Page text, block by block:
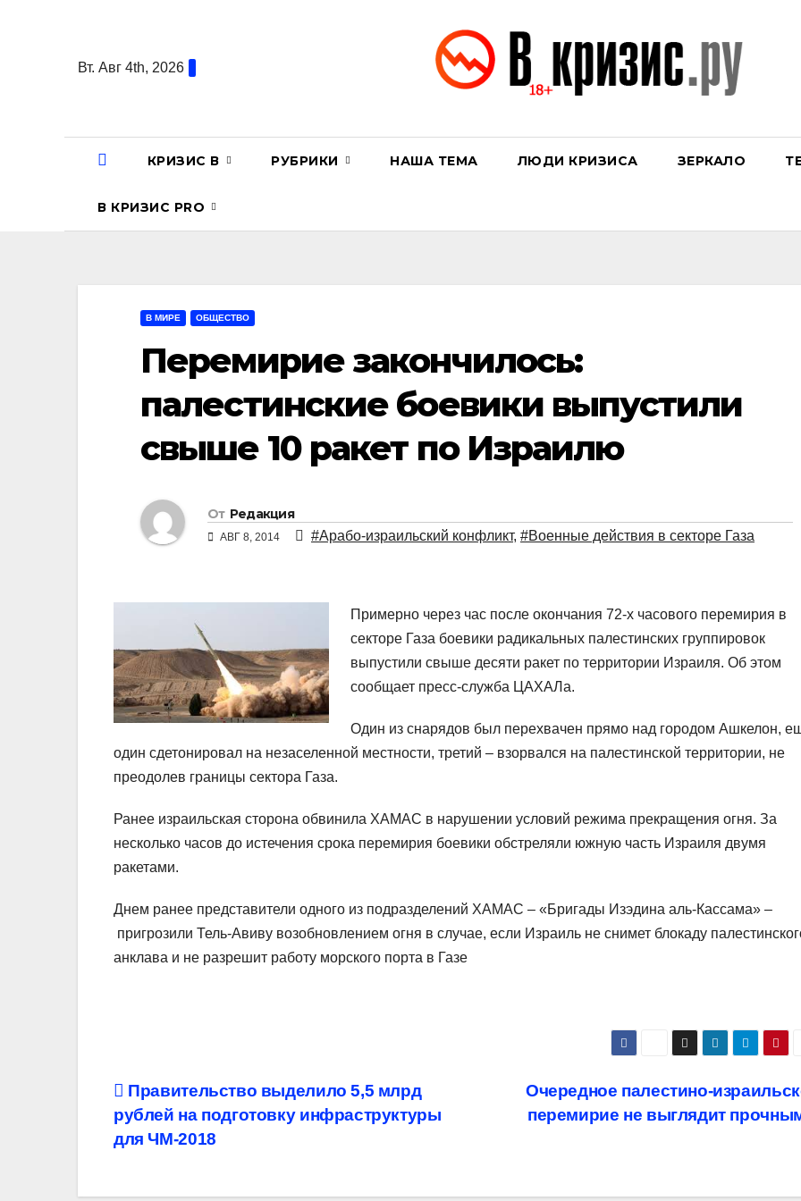
содержаниюВт. Авг 4th, 2026
КРИЗИС В РУБРИКИ НАША ТЕМА ЛЮДИ КРИЗИСА ЗЕРКАЛО
В КРИЗИС PRO
В МИРЕ ОБЩЕСТВО
Перемирие закончилось:
палестинские боевики выпустили
свыше 10 ракет по Израилю
От Редакция
АВГ 8, 2014 #Арабо-израильский конфликт, #Военные действия в секторе Газа
Примерно через час после окончания 72-х часового перемирия в
секторе Газа боевики радикальных палестинских группировок
выпустили свыше десяти ракет по территории Израиля. Об этом
сообщает пресс-служба ЦАХАЛа.
Один из снарядов был перехвачен прямо над городом Ашкелон,
один сдетонировал на незаселенной местности, третий – взорвался на палестинской территории, не
преодолев границы сектора Газа.
Ранее израильская сторона обвинила ХАМАС в нарушении условий режима прекращения огня. За
несколько часов до истечения срока перемирия боевики обстреляли южную часть Израиля двумя
ракетами.
Днем ранее представители одного из подразделений ХАМАС – «Бригады Изэдина аль-Кассама» –
пригрозили Тель-Авиву возобновлением огня в случае, если Израиль не снимет блокаду
анклава и не разрешит работу морского порта в Газе
Навигация
по
Очередное палестино-
перемирие не выглядит
Правительство выделило 5,5 млрд
рублей на подготовку инфраструктуры
для ЧМ-2018